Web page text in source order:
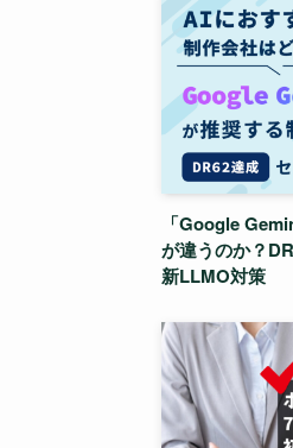
「Google
が違うのか？
新LLMO対策